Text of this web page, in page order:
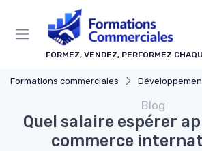
FORMEZ, VENDEZ, PERFORMEZ
Formations commerciales
Blog
Quel salaire espérer
commerce
Panneau de gestion des cookies